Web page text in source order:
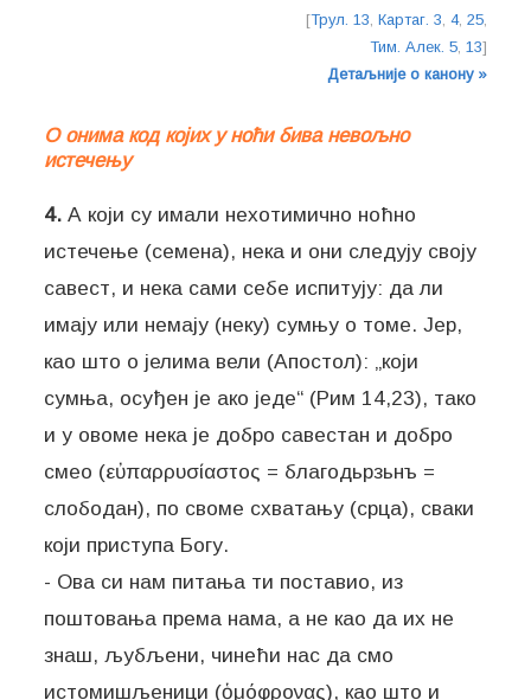
[Трул. 13 Картаг. 3 4, 25,
Тим. Алек. 5, 13]
Детаљније о канону »
О онима код којих у ноћи бива невољно
истечењу
4. А који су имали нехотимично ноћно
истечење (семена), нека и они следују своју
савест, и нека сами себе испитују: да ли
имају или немају (неку) сумњу о томе. Јер,
као што о јелима вели (Апостол): „који
сумња, осуђен је ако једе“ (Рим 14,23), тако
и у овоме нека је добро савестан и добро
смео (εὐπαρρυσίαστος = благодьрзьнъ =
слободан), по своме схватању (срца), сваки
који приступа Богу.
- Ова си нам питања ти поставио, из
поштовања према нама, а не као да их не
знаш, љубљени, чинећи нас да смо
истомишљеници (ὁμόφρονας), као што и